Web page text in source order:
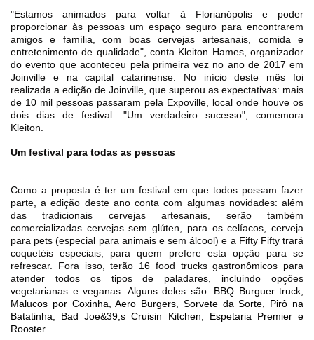
Agenda Cultural
Anuncie
Fale Conosco
"Estamos animados para voltar à Florianópolis e poder
proporcionar às pessoas um espaço seguro para encontrarem
amigos e família, com boas cervejas artesanais, comida e
entretenimento de qualidade", conta Kleiton Hames, organizador
do evento que aconteceu pela primeira vez no ano de 2017 em
Joinville e na capital catarinense. No início deste mês foi
realizada a edição de Joinville, que superou as expectativas: mais
de 10 mil pessoas passaram pela Expoville, local onde houve os
dois dias de festival. "Um verdadeiro sucesso", comemora
Kleiton.
Um festival para todas as pessoas
Como a proposta é ter um festival em que todos possam fazer
parte, a edição deste ano conta com algumas novidades: além
das tradicionais cervejas artesanais, serão também
comercializadas cervejas sem glúten, para os celíacos, cerveja
para pets (especial para animais e sem álcool) e a Fifty Fifty trará
coquetéis especiais, para quem prefere esta opção para se
refrescar. Fora isso, terão 16 food trucks gastronômicos para
atender todos os tipos de paladares, incluindo opções
vegetarianas e veganas. Alguns deles são: BBQ Burguer truck,
Malucos por Coxinha, Aero Burgers, Sorvete da Sorte, Pirô na
Batatinha, Bad Joe&39;s Cruisin Kitchen, Espetaria Premier e
Rooster.